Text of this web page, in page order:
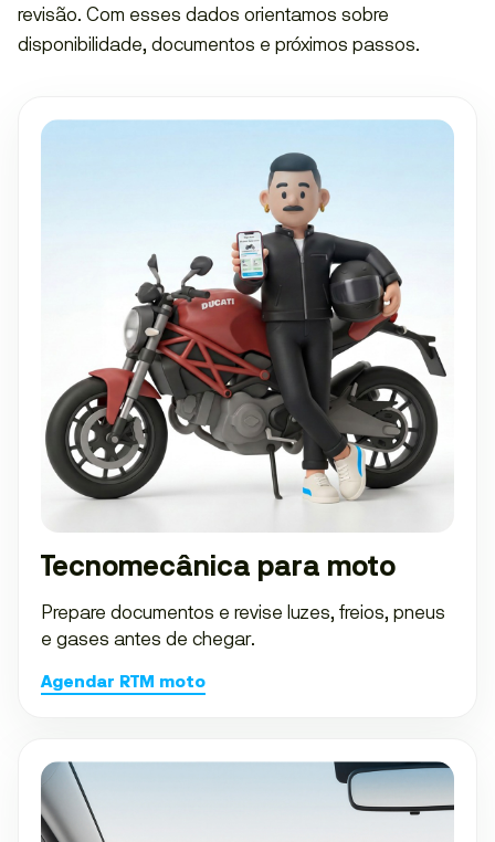
revisão. Com esses dados orientamos sobre
disponibilidade, documentos e próximos passos.
Tecnomecânica para moto
Prepare documentos e revise luzes, freios, pneus
e gases antes de chegar.
Agendar RTM moto